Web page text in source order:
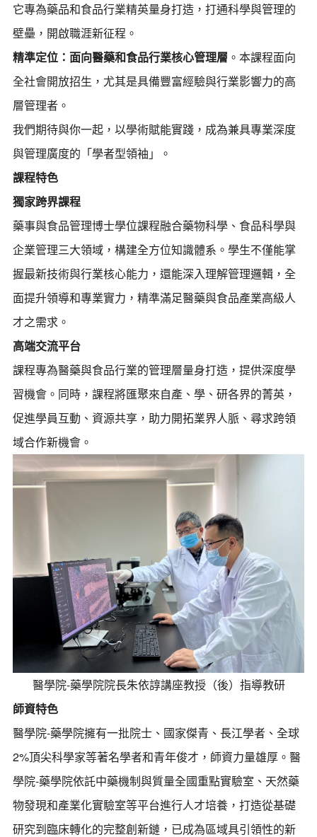
它專為藥品和食品行業精英量身打造，打通科學與管理的
壁壘，開啟職涯新征程。
精準定位：面向醫藥和食品行業核心管理層 。本課程面向
全社會開放招生，尤其是具備豐富經驗與行業影響力的高
層管理者。
我們期待與你一起，以學術賦能實踐，成為兼具專業深度
與管理廣度的「學者型領袖」。
課程特色
獨家跨界課程
藥事與食品管理博士學位課程融合藥物科學、食品科學與
企業管理三大領域，構建全方位知識體系。學生不僅能掌
握最新技術與行業核心能力，還能深入理解管理邏輯，全
面提升領導和專業實力，精準滿足醫藥與食品產業高級人
才之需求。
高端交流平台
課程專為醫藥與食品行業的管理層量身打造，提供深度學
習機會。同時，課程將匯聚來自產、學、研各界的菁英，
促進學員互動、資源共享，助力開拓業界人脈、尋求跨領
域合作新機會。
醫學院-藥學院院長朱依諄講座教授（後）指導教研
師資特色
醫學院-藥學院擁有一批院士、國家傑青、長江學者、全球
2%頂尖科學家等著名學者和青年俊才，師資力量雄厚。醫
學院-藥學院依託中藥機制與質量全國重點實驗室、天然藥
物發現和產業化實驗室等平台進行人才培養，打造從基礎
研究到臨床轉化的完整創新鏈，已成為區域具引領性的新